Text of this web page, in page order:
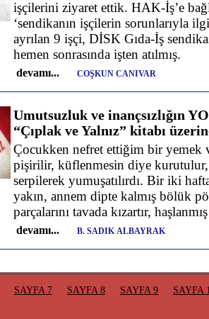
işçilerini ziyaret ettik. HAK-İş’e
‘sendikanın işçilerin sorunlarıyla
ayrılan 9 işçi, DİSK Gıda-İş
hemen sonrasında işten atılmış.
devamı... COŞKUN CANIVAR
Umutsuzluk ve inançsızlığın
“Çıplak ve Yalnız” kitabı
Çocukken nefret ettiğim bir yemek
pişirilir, küflenmesin diye kurutulur,
serpilerek yumuşatılırdı. Bir iki
yakın, annem dipte kalmış bölük
parçalarını tavada kızartır,
devamı... B. SADIK ALBAYRAK
SAYFA 7 SAYFA 8 SAYFA 9 SAYFA